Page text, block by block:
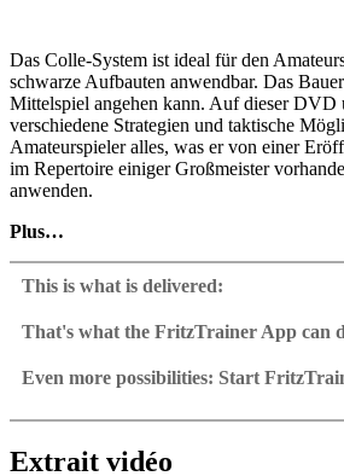
Das Colle-System ist ideal für den
schwarze Aufbauten anwendbar. Das
Mittelspiel angehen kann. Auf dieser DVD
verschiedene Strategien und taktische
Amateurspieler alles, was er von einer
im Repertoire einiger Großmeister
anwenden.
• Exklusive Datenbank mit über 50
Plus…
This is what is delivered:
Fritztrainer App for Windows
Video course with a running time of
Interactive exercises with video
Sample games as a ChessBase database.
That's what the FritzTrainer App can
Videos can run in the Fritztrainer
Video pause for manual navigation
Input of your own variations, engine
Even more possibilities: Start
Games can be easily added to the
Extrait vidéo